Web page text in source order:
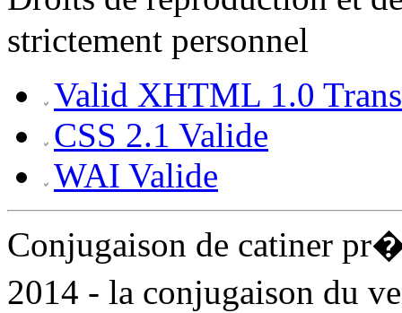
strictement personnel
Valid XHTML 1.0
CSS 2.1 Valide
WAI Valide
Conjugaison de catiner
2014 - la conjugaison du